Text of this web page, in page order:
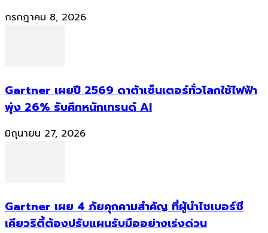
กรกฎาคม 8, 2026
Gartner เผยปี 2569 ดาต้าเซ็นเตอร์ทั่วโลกใช้ไฟฟ้า
พุ่ง 26% รับศึกหนักเทรนด์ AI
มิถุนายน 27, 2026
Gartner เผย 4 ภัยคุกคามสำคัญ ที่ผู้นำไซเบอร์ซี
เคียวริตี้ต้องปรับแผนรับมืออย่างเร่งด่วน